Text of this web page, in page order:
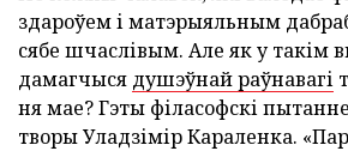
здароўем і матэрыяльным
сябе шчаслівым. Але як у такім
дамагчыся душэўнай раўнавагі
ня мае? Гэты філасофскі
творы Уладзімір Караленка.